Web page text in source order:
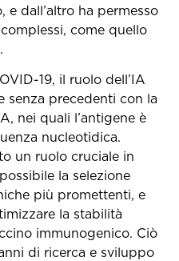
e dall’altro ha permesso
come quello
19, il ruolo dell’IA
senza precedenti con la
nei quali l’antigene è
nucleotidica.
un ruolo cruciale in
la selezione
più promettenti, e
la stabilità
immunogenico. Ciò
di ricerca e sviluppo